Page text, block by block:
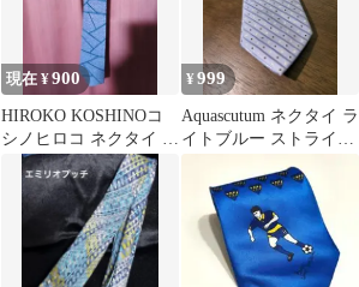
現在 ¥900
HIROKO KOSHINOコ
シノヒロコ ネクタイ ブ
ルー 幾何学模様
¥999
Aquascutum ネクタイ ラ
イトブルー ストライプ